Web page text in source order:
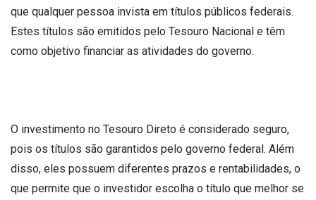
que qualquer pessoa invista em títulos públicos federais.
Estes títulos são emitidos pelo Tesouro Nacional e têm
como objetivo financiar as atividades do governo.
O investimento no Tesouro Direto é considerado seguro,
pois os títulos são garantidos pelo governo federal. Além
disso, eles possuem diferentes prazos e rentabilidades, o
que permite que o investidor escolha o título que melhor se